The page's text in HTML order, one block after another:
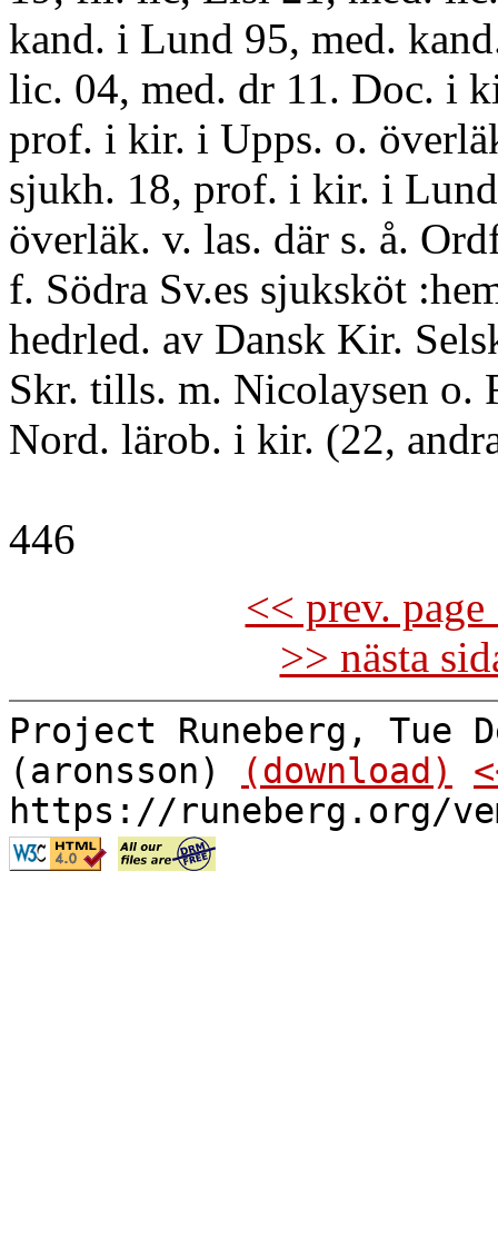
kand. i Lund 95, med.
lic. 04, med. dr 11. Doc. i
prof. i kir. i Upps. o.
sjukh. 18, prof. i kir. i
överläk. v. las. där s. å.
f. Södra Sv.es sjuksköt
hedrled. av Dansk Kir.
Skr. tills. m. Nicolaysen o.
Nord. lärob. i kir. (22,
446
<< prev.
>> nästa
Project Runeberg, Tue
(aronsson)
(download)
https://runeberg.org/